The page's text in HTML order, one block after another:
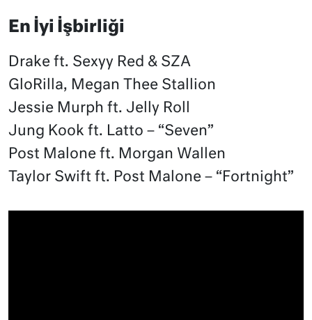
En İyi İşbirliği
Drake ft. Sexyy Red & SZA
GloRilla, Megan Thee Stallion
Jessie Murph ft. Jelly Roll
Jung Kook ft. Latto – “Seven”
Post Malone ft. Morgan Wallen
Taylor Swift ft. Post Malone – “Fortnight”